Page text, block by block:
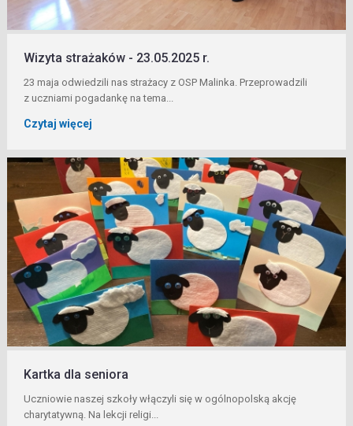
Wizyta strażaków - 23.05.2025 r.
23 maja odwiedzili nas strażacy z OSP Malinka. Przeprowadzili
z uczniami pogadankę na tema...
Czytaj więcej
Kartka dla seniora
Uczniowie naszej szkoły włączyli się w ogólnopolską akcję
charytatywną. Na lekcji religi...